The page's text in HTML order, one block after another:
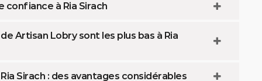
confiance à Ria Sirach
Artisan Lobry sont les plus bas à Ria
Sirach : des avantages considérables